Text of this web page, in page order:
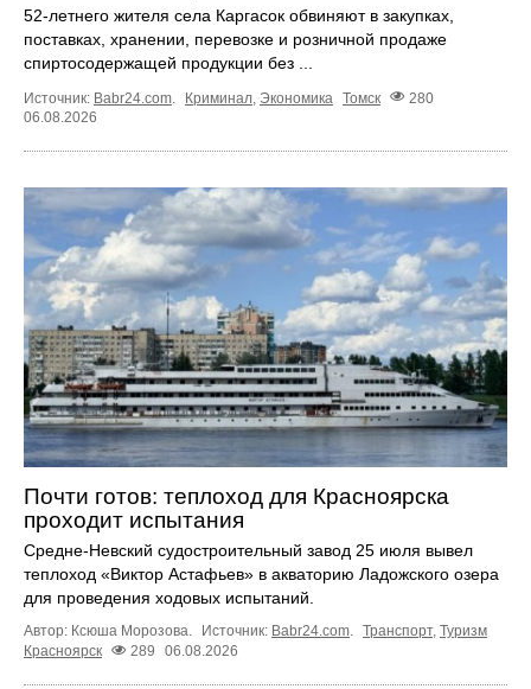
52-летнего жителя села Каргасок обвиняют в закупках,
поставках, хранении, перевозке и розничной продаже
спиртосодержащей продукции без ...
Источник: Babr24.com Криминал Экономика Томск
280
06.08.2026
Почти готов: теплоход для Красноярска
проходит испытания
Средне-Невский судостроительный завод 25 июля вывел
теплоход «Виктор Астафьев» в акваторию Ладожского озера
для проведения ходовых испытаний.
Автор: Ксюша Морозова. Источник: Babr24.com. Транспорт, Туризм
Красноярск
289 06.08.2026